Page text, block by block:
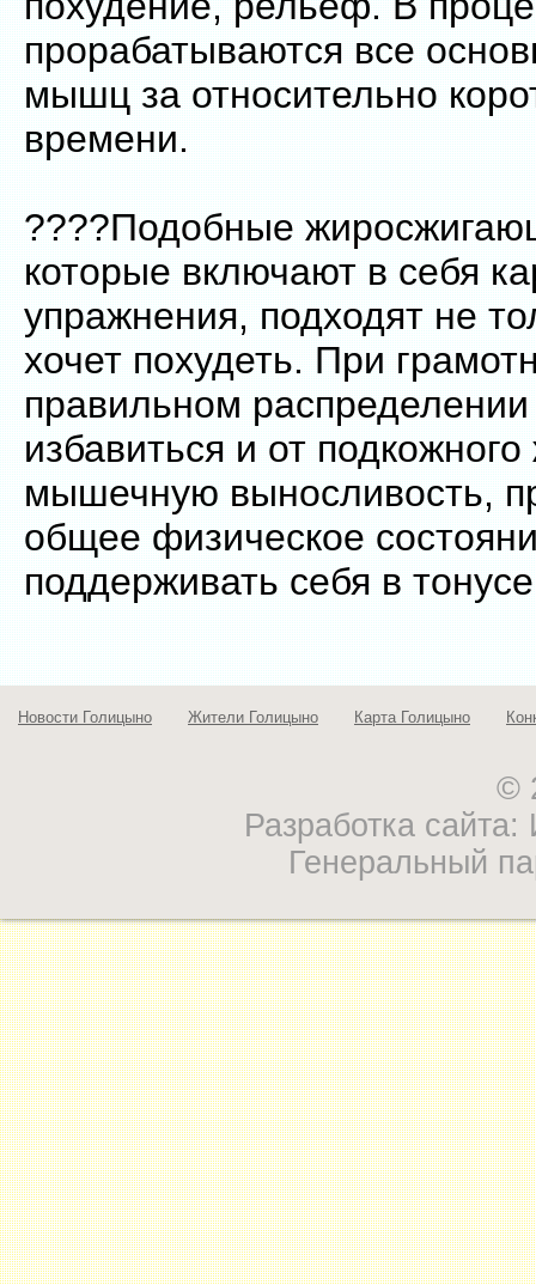
прорабатываются все
мышц за относительно
времени.
????Подобные
которые включают в себя
упражнения, подходят не
хочет похудеть. При
правильном
избавиться и от
мышечную выносливость,
общее физическое
поддерживать себя в
Новости Голицыно Жители Голицыно Карта Голицыно
©
Разработка
Генеральный